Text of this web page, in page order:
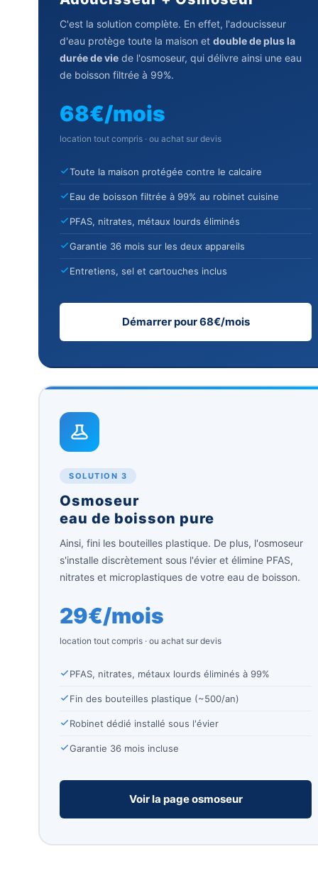
C'est la solution complète. En effet, l'adoucisseur
d'eau protège toute la maison et double de plus la
durée de vie de l'osmoseur, qui délivre ainsi une eau
de boisson filtrée à 99%.
68€/mois
location tout compris · ou achat sur devis
Toute la maison protégée contre le calcaire
Eau de boisson filtrée à 99% au robinet cuisine
PFAS, nitrates, métaux lourds éliminés
Garantie 36 mois sur les deux appareils
Entretiens, sel et cartouches inclus
Démarrer pour 68€/mois
SOLUTION 3
Osmoseur
eau de boisson pure
Ainsi, fini les bouteilles plastique. De plus, l'osmoseur
s'installe discrètement sous l'évier et élimine PFAS,
nitrates et microplastiques de votre eau de boisson.
29€/mois
location tout compris · ou achat sur devis
PFAS, nitrates, métaux lourds éliminés à 99%
Fin des bouteilles plastique (~500/an)
Robinet dédié installé sous l'évier
Garantie 36 mois incluse
Voir la page osmoseur